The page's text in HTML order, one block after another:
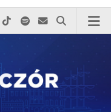
do nas zadzwoń
na Facebook-u
nas na X
Odwiedź nas na Instagram-ie
Odwiedź nas na TikTok-u
Szukaj nas na Spotify
Wyślij do nas
Szukaj